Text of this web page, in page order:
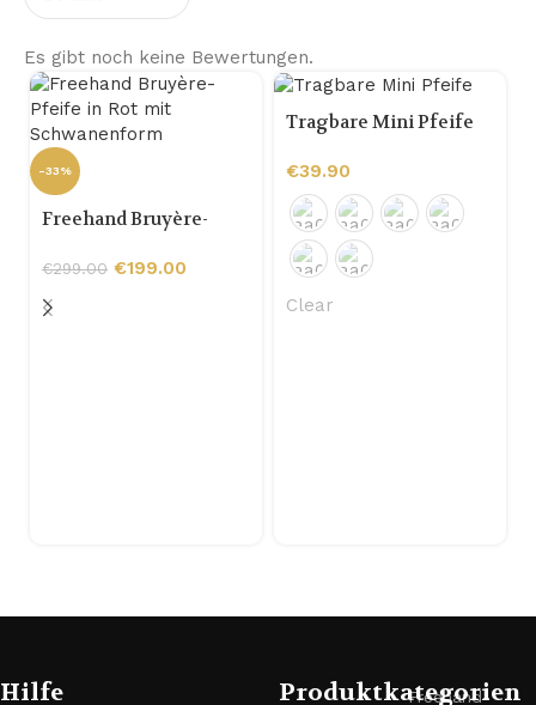
Es gibt noch keine Bewertungen.
-33%
Freehand Bruyère-
Schwanenform
€299.00 €199.00
Tragbare Mini Pfeife
€39.90
Clear
Hilfe Produktkategorien
Freehand-